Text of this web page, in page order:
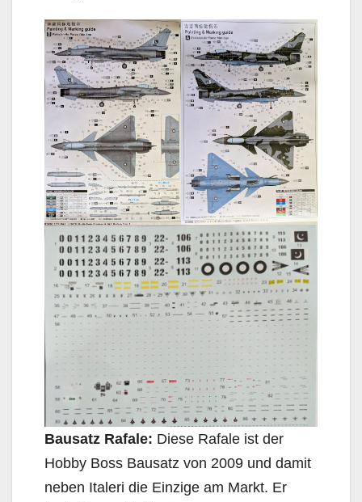
Bausatz Rafale: Diese Rafale ist der
Hobby Boss Bausatz von 2009 und damit
neben Italeri die Einzige am Markt. Er